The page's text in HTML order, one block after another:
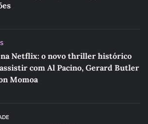
Netflix: o novo thriller histórico
com Al Pacino, Gerard Butler
Momoa